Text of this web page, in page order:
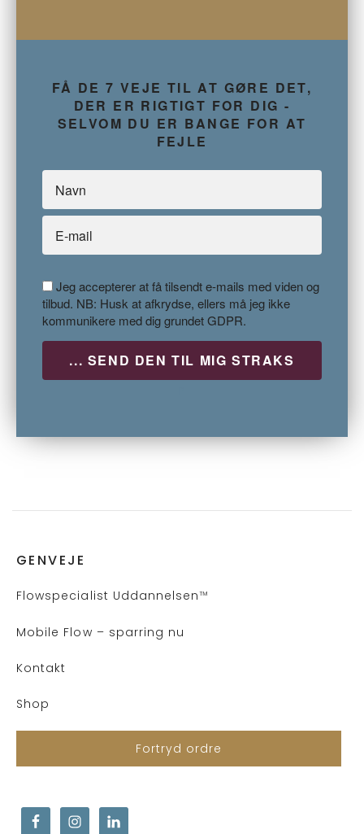
FÅ DE 7 VEJE TIL AT GØRE DET,
DER ER RIGTIGT FOR DIG -
SELVOM DU ER BANGE FOR AT
FEJLE
Jeg accepterer at få tilsendt e-mails med viden og
tilbud. NB: Husk at afkrydse, ellers må jeg ikke
kommunikere med dig grundet GDPR.
GENVEJE
Flowspecialist Uddannelsen™
Mobile Flow – sparring nu
Kontakt
Shop
Fortryd ordre